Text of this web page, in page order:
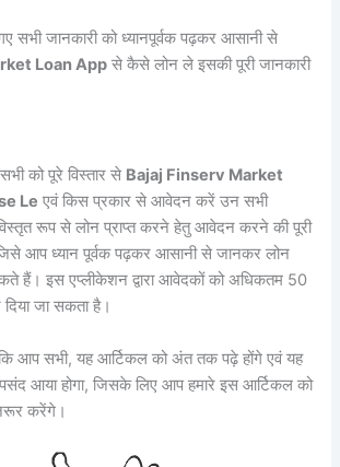
सभी जानकारी को ध्यानपूर्वक पढ़कर आसानी से
Loan App से कैसे लोन ले इसकी पूरी जानकारी
को पूरे विस्तार से Bajaj Finserv Market
Le एवं किस प्रकार से आवेदन करें उन सभी
रूप से लोन प्राप्त करने हेतु आवेदन करने की पूरी
आप ध्यान पूर्वक पढ़कर आसानी से जानकर लोन
हैं। इस एप्लीकेशन द्वारा आवेदकों को अधिकतम 50
जा सकता है।
कि आप सभी, यह आर्टिकल को अंत तक पढ़े होंगे एवं यह
आया होगा, जिसके लिए आप हमारे इस आर्टिकल को
करेंगे।